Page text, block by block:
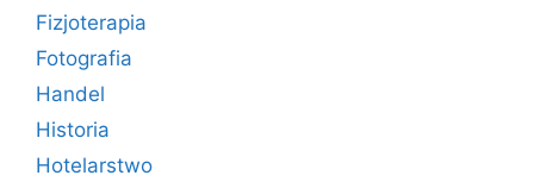
Fizjoterapia
Fotografia
Handel
Historia
Hotelarstwo